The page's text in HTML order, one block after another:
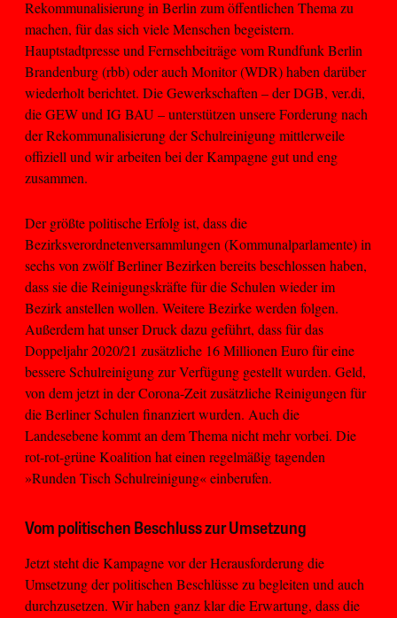
Rekommunalisierung in Berlin zum öffentlichen Thema zu
machen, für das sich viele Menschen begeistern.
Hauptstadtpresse und Fernsehbeiträge vom Rundfunk Berlin
Brandenburg (rbb) oder auch Monitor (WDR) haben darüber
wiederholt berichtet. Die Gewerkschaften – der DGB, ver.di,
die GEW und IG BAU – unterstützen unsere Forderung nach
der Rekommunalisierung der Schulreinigung mittlerweile
offiziell und wir arbeiten bei der Kampagne gut und eng
zusammen.
Der größte politische Erfolg ist, dass die
Bezirksverordnetenversammlungen (Kommunalparlamente) in
sechs von zwölf Berliner Bezirken bereits beschlossen haben,
dass sie die Reinigungskräfte für die Schulen wieder im
Bezirk anstellen wollen. Weitere Bezirke werden folgen.
Außerdem hat unser Druck dazu geführt, dass für das
Doppeljahr 2020/21 zusätzliche 16 Millionen Euro für eine
bessere Schulreinigung zur Verfügung gestellt wurden. Geld,
von dem jetzt in der Corona-Zeit zusätzliche Reinigungen für
die Berliner Schulen finanziert wurden. Auch die
Landesebene kommt an dem Thema nicht mehr vorbei. Die
rot-rot-grüne Koalition hat einen regelmäßig tagenden
»Runden Tisch Schulreinigung« einberufen.
Vom politischen Beschluss zur Umsetzung
Jetzt steht die Kampagne vor der Herausforderung die
Umsetzung der politischen Beschlüsse zu begleiten und auch
durchzusetzen. Wir haben ganz klar die Erwartung, dass die